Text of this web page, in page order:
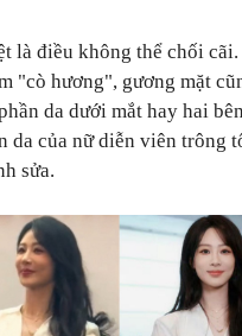
là điều không thể chối
"cò hương", gương mặt
da dưới mắt hay hai
da của nữ diễn viên trông
sửa.